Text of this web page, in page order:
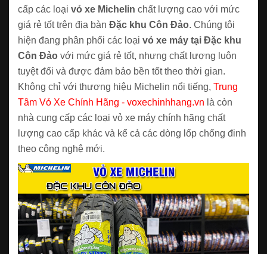
cấp các loại vỏ xe Michelin chất lượng cao với mức
giá rẻ tốt trên địa bàn Đặc khu Côn Đảo. Chúng tôi
hiện đang phân phối các loại vỏ xe máy tại Đặc khu
Côn Đảo với mức giá rẻ tốt, nhưng chất lượng luôn
tuyệt đối và được đảm bảo bền tốt theo thời gian.
Không chỉ với thương hiệu Michelin nổi tiếng, Trung
Tâm Vỏ Xe Chính Hãng - voxechinhhang.vn là còn
nhà cung cấp các loại vỏ xe máy chính hãng chất
lượng cao cấp khác và kể cả các dòng lốp chống đinh
theo công nghệ mới.